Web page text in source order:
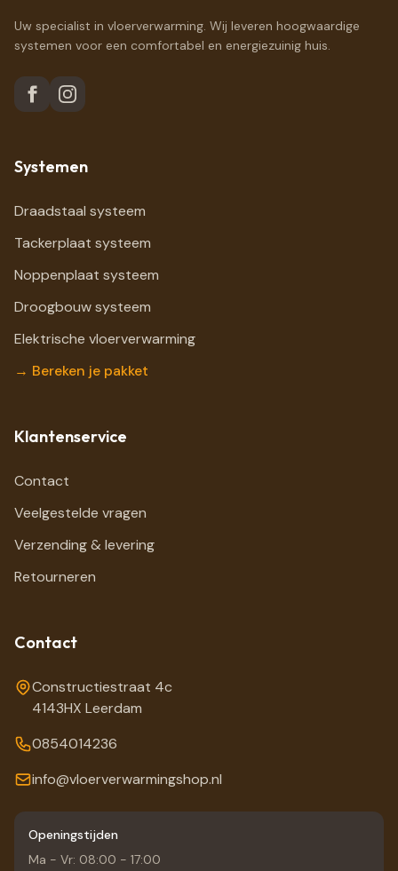
Uw specialist in vloerverwarming. Wij leveren hoogwaardige
systemen voor een comfortabel en energiezuinig huis.
Systemen
Draadstaal systeem
Tackerplaat systeem
Noppenplaat systeem
Droogbouw systeem
Elektrische vloerverwarming
→ Bereken je pakket
Klantenservice
Contact
Veelgestelde vragen
Verzending & levering
Retourneren
Contact
Constructiestraat 4c
4143HX Leerdam
0854014236
info@vloerverwarmingshop.nl
Openingstijden
Ma - Vr: 08:00 - 17:00